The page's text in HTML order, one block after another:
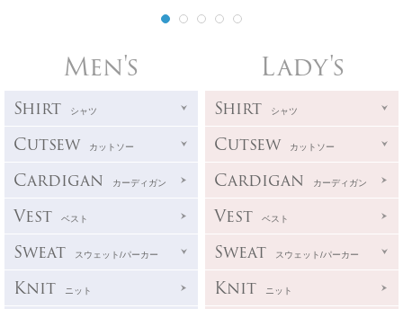
Men's
Shirt シャツ
Cutsew カットソー
Cardigan カーディガン
Vest ベスト
Sweat スウェット/パーカー
Knit ニット
Lady's
Shirt シャツ
Cutsew カットソー
Cardigan カーディガン
Vest ベスト
Sweat スウェット/パーカー
Knit ニット